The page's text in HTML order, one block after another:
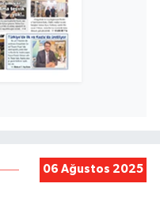
06 Ağustos 2025